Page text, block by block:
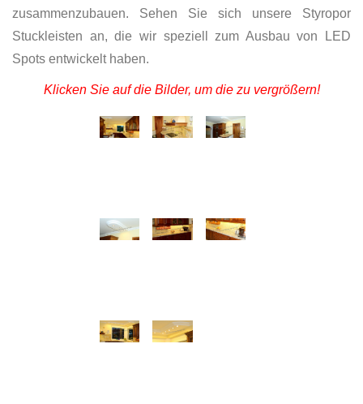
zusammenzubauen. Sehen Sie sich unsere Styropor
Stuckleisten an, die wir speziell zum Ausbau von LED
Spots entwickelt haben.
Klicken Sie auf die Bilder, um die zu vergrößern!